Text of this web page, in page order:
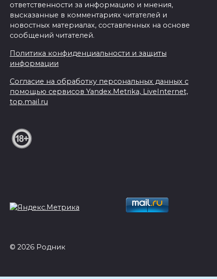
ответственности за информацию и мнения,
высказанные в комментариях читателей и
новостных материалах, составленных на основе
сообщений читателей.
Политика конфиденциальности и защиты
информации
Согласие на обработку персональных данных с
помощью сервисов Yandex.Metrika, LiveInternet,
top.mail.ru
© 2026 Родник